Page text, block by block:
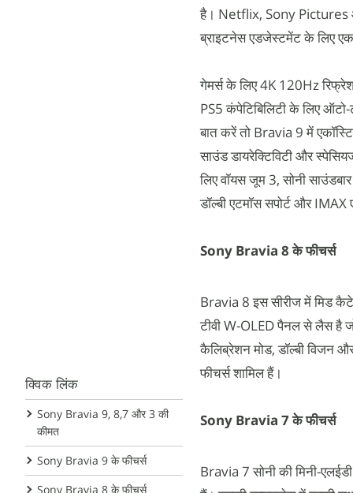
क्विक लिंक
Sony Bravia 9, 8,7 और 3 की
कीमत
Sony Bravia 9 के फीचर्स
Sony Bravia 8 के फीचर्स
है। Netflix, Sony Pictures
ब्राइटनेस एडजेस्टमेंट के लिए
गेमर्स के लिए 4K 120Hz
PS5 कंपेटिबिलिटी के लिए
बात करें तो Bravia 9 में
साउंड डायरेक्टिविटी और
लिए वॉयस जूम 3, सोनी
डॉल्बी एटमॉस सपोर्ट और
Sony Bravia 8 के फीचर्स
Bravia 8 इस सीरीज में मिड
टीवी W-OLED पैनल से लैस है
कैलिब्रेशन मोड, डॉल्बी विजन
फीचर्स शामिल हैं।
Sony Bravia 7 के फीचर्स
Bravia 7 सोनी की मिनी-